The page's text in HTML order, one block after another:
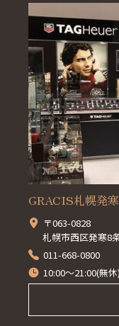
GRACIS札幌発
〒063-0828
札幌市西区発寒8
011-668-0800
10:00～21:00(無休)